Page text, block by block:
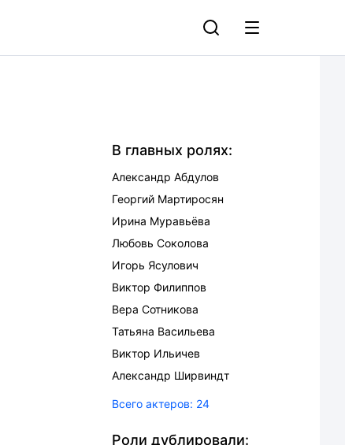
В главных ролях:
Александр Абдулов
Георгий Мартиросян
Ирина Муравьёва
Любовь Соколова
Игорь Ясулович
Виктор Филиппов
Вера Сотникова
Татьяна Васильева
Виктор Ильичев
Александр Ширвиндт
Всего актеров: 24
Роли дублировали: